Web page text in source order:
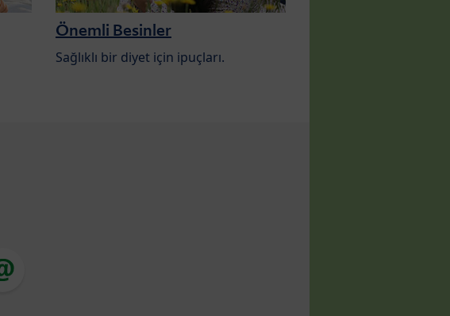
Önemli Besinler
Sağlıklı bir diyet için ipuçları.